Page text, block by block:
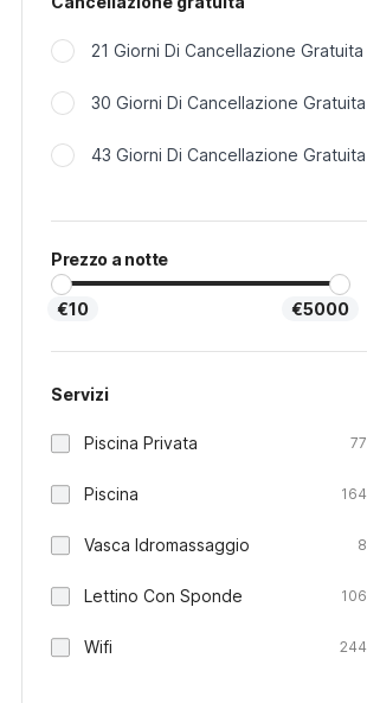
21 Giorni Di Cancellazione Gratuita
30 Giorni Di Cancellazione Gratuita
43 Giorni Di Cancellazione Gratuita
Prezzo a notte
€10 €5000
Servizi
Piscina Privata 77
Piscina 164
Vasca Idromassaggio 8
Lettino Con Sponde 106
Wifi 244